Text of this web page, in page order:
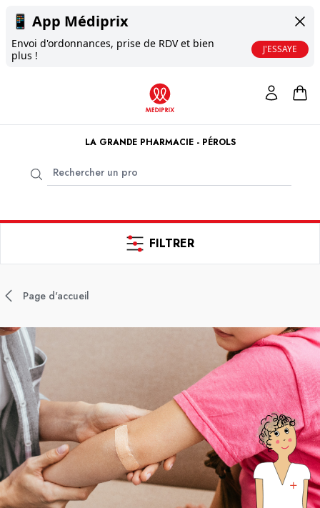
📱 App Médiprix
Envoi d'ordonnances, prise de RDV et bien
plus !
J'ESSAYE
LA GRANDE PHARMACIE - PÉROLS
FILTRER
Page d'accueil